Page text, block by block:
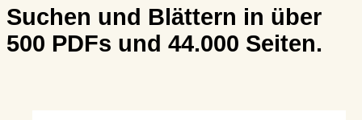
Suchen und Blättern in über
500 PDFs und 44.000 Seiten.